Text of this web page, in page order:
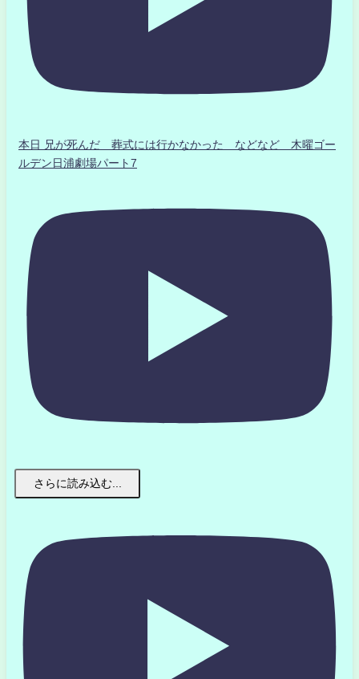
本日 兄が死んだ 葬式には行かなかった などなど 木曜ゴー
ルデン日浦劇場パート7
さらに読み込む...